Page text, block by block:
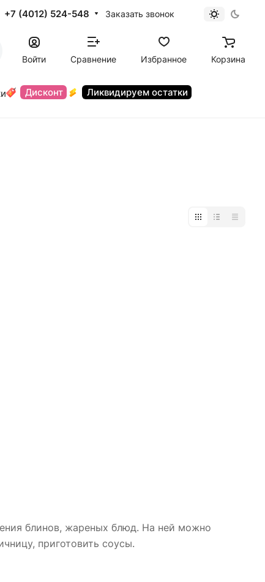
+7 (4012) 524-548 Заказать звонок
Войти Сравнение Избранное Корзина
Дисконт Ликвидируем остатки
блинов, жареных блюд. На ней можно
приготовить соусы.